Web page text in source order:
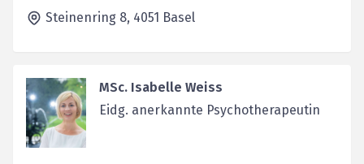
Steinenring 8, 4051 Basel
MSc. Isabelle Weiss
Eidg. anerkannte Psychotherapeutin